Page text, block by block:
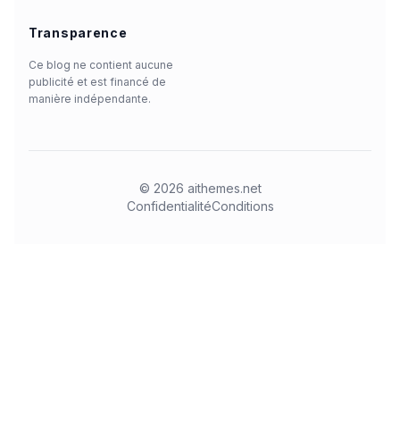
Transparence
Ce blog ne contient aucune
publicité et est financé de
manière indépendante.
© 2026 aithemes.net
ConfidentialitéConditions